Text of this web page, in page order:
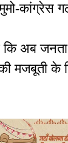
कांग्रेस
कि अब
मजबूती के